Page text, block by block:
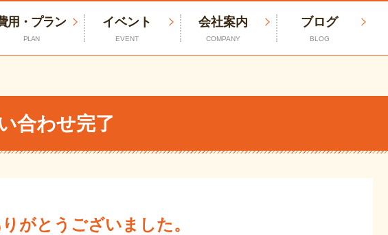
用・プラン
PLAN
イベント
EVENT
会社案内
COMPANY
ブログ
BLOG
合わせ完了
がとうございました。